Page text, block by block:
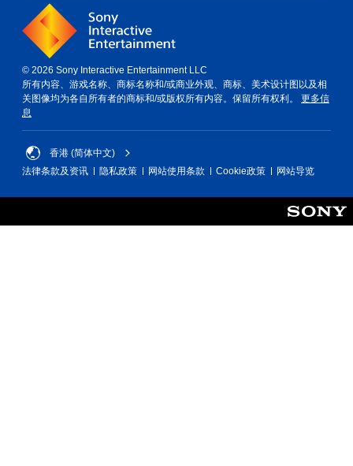
© 2026 Sony Interactive Entertainment LLC
所有内容、游戏名称、商标名称和/或商业外观、商标、美术设计图以及相
关图像均为各自所有者的商标和/或版权所有内容。保留所有权利。 更多信
息
香港 (简体中文)
法律条款及资讯
隐私政策 网站使用条款 Cookie政策 网站导览